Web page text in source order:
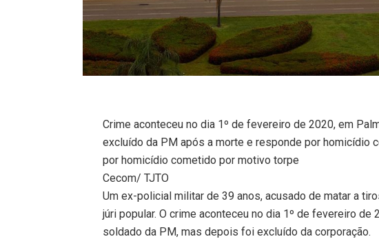
Crime aconteceu no dia 1º de fevereiro de 2020, em
excluído da PM após a morte e responde por homicídio
por homicídio cometido por motivo torpe
Cecom/ TJTO
Um ex-policial militar de 39 anos, acusado de matar a
júri popular. O crime aconteceu no dia 1º de fevereiro de
soldado da PM, mas depois foi excluído da corporação.